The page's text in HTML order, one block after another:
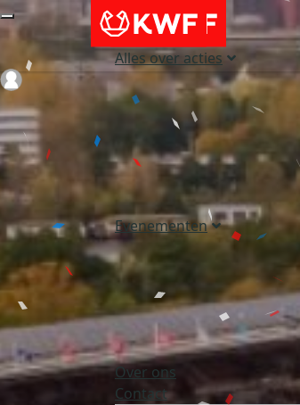
Alles over acties
Evenementen
Over ons
Contact
Login